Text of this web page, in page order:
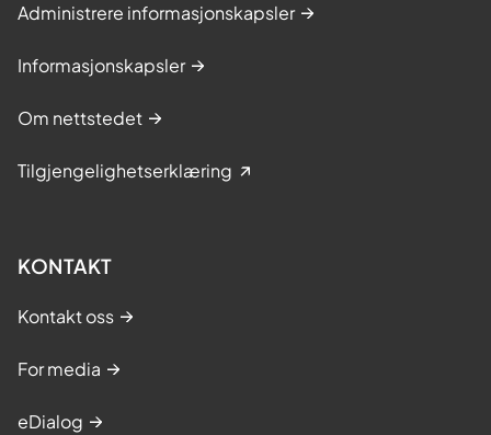
Administrere informasjonskapsler
Informasjonskapsler
Om nettstedet
Tilgjengelighetserklæring
KONTAKT
Kontakt oss
For media
eDialog